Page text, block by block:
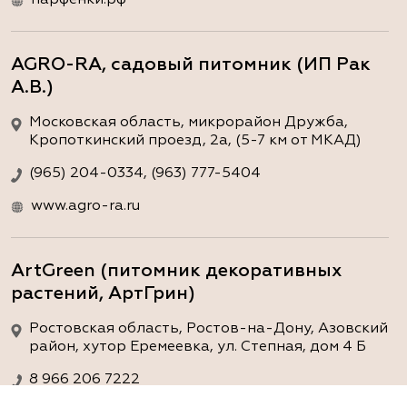
AGRO-RA, садовый питомник (ИП Рак
А.В.)
Московская область, микрорайон Дружба,
Кропоткинский проезд, 2а, (5-7 км от МКАД)
(965) 204-0334, (963) 777-5404
www.agro-ra.ru
ArtGreen (питомник декоративных
растений, АртГрин)
Ростовская область, Ростов-на-Дону, Азовский
район, хутор Еремеевка, ул. Степная, дом 4 Б
8 966 206 7222